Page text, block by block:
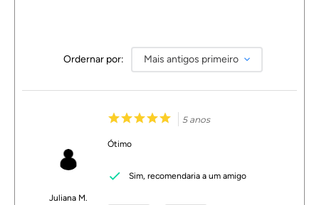
Ordernar por: Mais antigos primeiro
Juliana M.
5 anos
Ótimo
Sim, recomendaria a um amigo